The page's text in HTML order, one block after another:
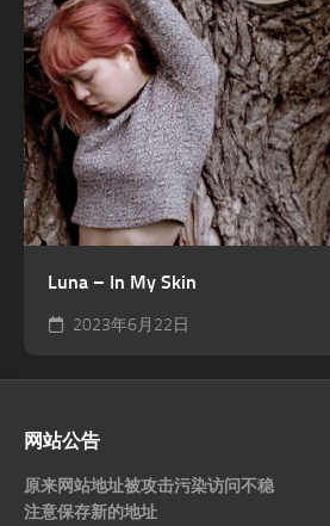
Luna – In My Skin
2023年6月22日
网站公告
原来网站地址被攻击污染访问不稳
注意保存新的地址